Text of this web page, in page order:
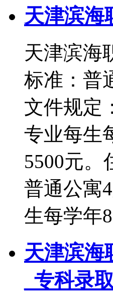
天津滨海
天津滨海
标准：普
文件规定
专业每生
5500元。
普通公寓
生每学年
天津滨海
_专科录取